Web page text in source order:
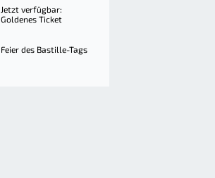
Jetzt verfügbar:
Goldenes Ticket
Feier des Bastille-Tags